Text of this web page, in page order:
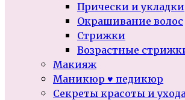
Прически и укладки
Окрашивание волос
Стрижки
Возрастные
Макияж
Маникюр ♥ педикюр
Секреты красоты и